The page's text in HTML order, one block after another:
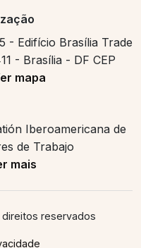
- Edifício Brasília Trade
- Brasília - DF CEP
mapa
Iberoamericana de
de Trabajo
mais
reservados